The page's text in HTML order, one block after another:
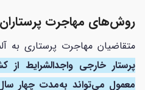
روش‌های مهاجرت پرستاران
متقاضیان مهاجرت پرستاری به
پرستار خارجی واجد‌الشرایط از
معمول می‌تواند به‌مدت چهار